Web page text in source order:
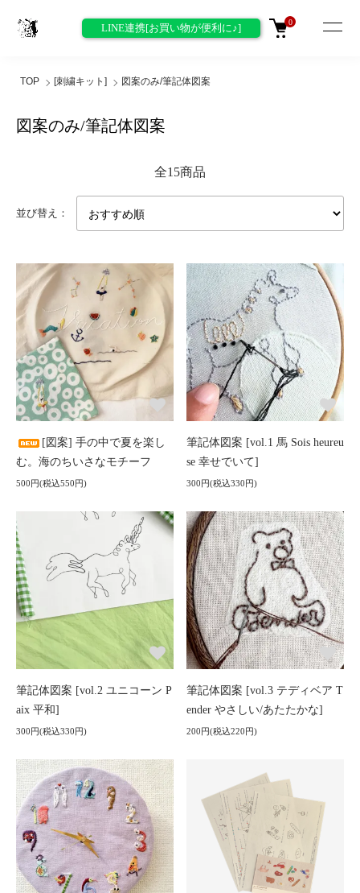
LINE連携[お買い物が便利に♪] 0
TOP [刺繍キット] 図案のみ/筆記体図案
図案のみ/筆記体図案
全15商品
並び替え：
[図案] 手の中で夏を楽し
む。海のちいさなモチーフ
500円(税込550円)
筆記体図案 [vol.1 馬 Sois heureu
se 幸せでいて]
300円(税込330円)
筆記体図案 [vol.2 ユニコーン P
aix 平和]
300円(税込330円)
筆記体図案 [vol.3 テディベア T
ender やさしい/あたたかな]
200円(税込220円)